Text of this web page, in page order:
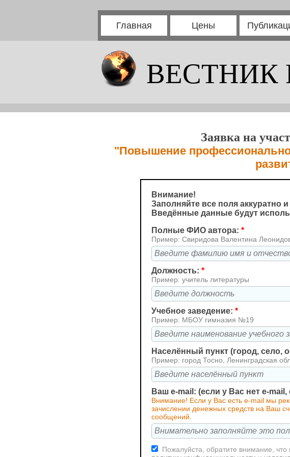
Главная Цены
ВЕСТНИК
Заявка на
"Повышение
Внимание!
Заполняйте все поля аккуратно
Введённые данные будут
Полные ФИО автора: *
Пример: Свиридова Валентина
Должность: *
Пример: учитель литературы
Учебное заведение: *
Пример: МБОУ гимназия №19
Населённый пункт (город, село,
Пример: город Тосно, Ленинградская
Ваш e-mail: (если у Вас нет e-
Внимание! Если у Вас есть e-mail мы
зачислении денежных средств на Ваш
сообщений.
Пожалуйста, обратите внимание,